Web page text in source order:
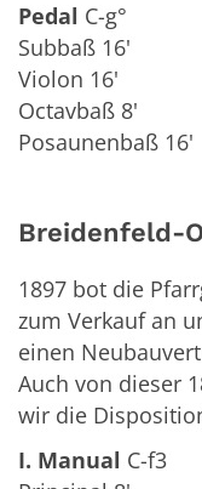
Pedal C-g°
Subbaß 16'
Violon 16'
Octavbaß 8'
Posaunenbaß 16'
Breidenfeld-
1897 bot die
zum Verkauf an
einen
Auch von dieser
wir die
I. Manual C-f3